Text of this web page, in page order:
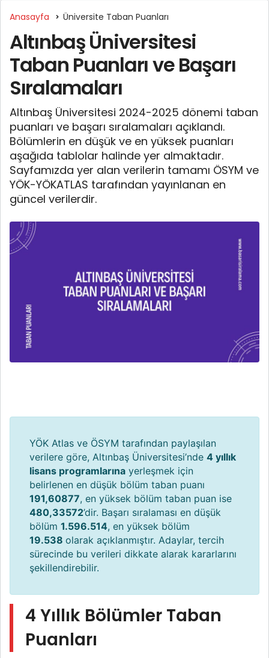
Anasayfa Üniversite Taban Puanları
Altınbaş Üniversitesi
Taban Puanları ve Başarı
Sıralamaları
Altınbaş Üniversitesi 2024-2025 dönemi taban
puanları ve başarı sıralamaları açıklandı.
Bölümlerin en düşük ve en yüksek puanları
aşağıda tablolar halinde yer almaktadır.
Sayfamızda yer alan verilerin tamamı ÖSYM ve
YÖK-YÖKATLAS tarafından yayınlanan en
güncel verilerdir.
YÖK Atlas ve ÖSYM tarafından paylaşılan
verilere göre, Altınbaş Üniversitesi’nde 4 yıllık
lisans programlarına yerleşmek için
belirlenen en düşük bölüm taban puanı
191,60877, en yüksek bölüm taban puan ise
480,33572’dir. Başarı sıralaması en düşük
bölüm 1.596.514, en yüksek bölüm
19.538 olarak açıklanmıştır. Adaylar, tercih
sürecinde bu verileri dikkate alarak kararlarını
şekillendirebilir.
4 Yıllık Bölümler Taban
Puanları